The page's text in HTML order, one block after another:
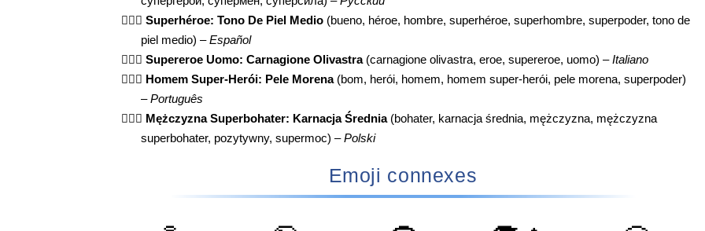
🦸🏽‍♂️ Superhéroe: Tono De Piel Medio(bueno, héroe, hombre, superhéroe, superhombre, superpoder, tono de
piel medio) –Español
🦸🏽‍♂️ Supereroe Uomo: Carnagione Olivastra(carnagione olivastra, eroe, supereroe, uomo) –Italiano
🦸🏽‍♂️ Homem Super-Herói: Pele Morena(bom, herói, homem, homem super-herói, pele morena, superpoder)
–Português
🦸🏽‍♂️ Mężczyzna Superbohater: Karnacja Średnia(bohater, karnacja średnia, mężczyzna, mężczyzna
superbohater, pozytywny, supermoc) –Polski
Emoji connexes